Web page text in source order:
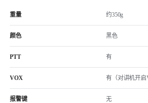
重量 约350g
颜色 黑色
PTT 有
VOX 有（对讲机开启
报警键 无